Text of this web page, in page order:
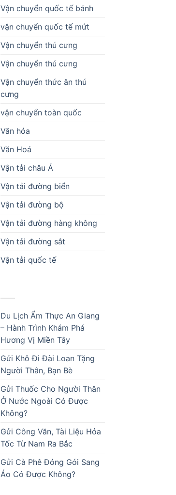
Vận chuyển quốc tế bánh
vận chuyển quốc tế mứt
Vận chuyển thú cưng
Vận chuyển thú cưng
Vận chuyển thức ăn thú
cưng
vận chuyển toàn quốc
Văn hóa
Văn Hoá
Vận tải châu Á
Vận tải đường biển
Vận tải đường bộ
Vận tải đường hàng không
Vận tải đường sắt
Vận tải quốc tế
Du Lịch Ẩm Thực An Giang
– Hành Trình Khám Phá
Hương Vị Miền Tây
Gửi Khô Đi Đài Loan Tặng
Người Thân, Bạn Bè
Gửi Thuốc Cho Người Thân
Ở Nước Ngoài Có Được
Không?
Gửi Công Văn, Tài Liệu Hỏa
Tốc Từ Nam Ra Bắc
Gửi Cà Phê Đóng Gói Sang
Áo Có Được Không?